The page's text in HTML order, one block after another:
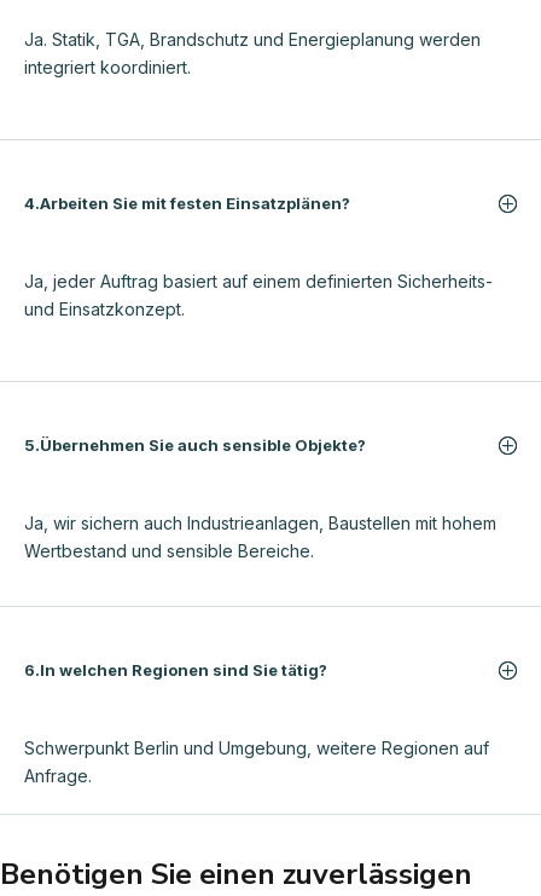
Ja. Statik, TGA, Brandschutz und Energieplanung werden
integriert koordiniert.
4.Arbeiten Sie mit festen Einsatzplänen?
Ja, jeder Auftrag basiert auf einem definierten Sicherheits-
und Einsatzkonzept.
5.Übernehmen Sie auch sensible Objekte?
Ja, wir sichern auch Industrieanlagen, Baustellen mit hohem
Wertbestand und sensible Bereiche.
6.In welchen Regionen sind Sie tätig?
Schwerpunkt Berlin und Umgebung, weitere Regionen auf
Anfrage.
Benötigen Sie einen zuverlässigen